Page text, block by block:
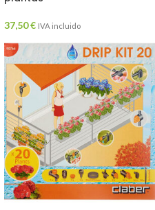
37,50€ IVA incluido